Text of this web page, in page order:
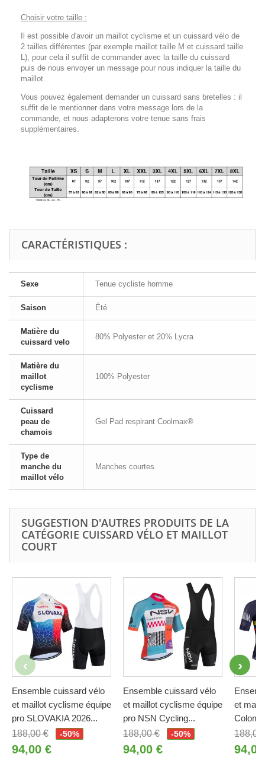
Choisir votre taille :
Il est possible d'avoir un maillot cyclisme et un cuissard vélo de
2 tailles différentes (par exemple maillot taille M et cuissard taille
L), pour cela il suffit de commander avec la taille du cuissard
puis de nous envoyer un message pour nous indiquer la taille du
maillot.
Vous pouvez également demander un cuissard sans bretelles : il
suffit de le mentionner dans votre message lors de la
commande, et nous adapterons votre tenue sans frais
supplémentaires.
CARACTÉRISTIQUES :
Sexe Tenue cycliste homme
Saison Été
Matière du
cuissard velo
80% Polyester et 20% Lycra
Matière du
maillot
cyclisme
100% Polyester
Cuissard
peau de
chamois
Gel Pad respirant Coolmax®
Type de
manche du
maillot vélo
Manches courtes
SUGGESTION D'AUTRES PRODUITS DE LA
CATÉGORIE CUISSARD VÉLO ET MAILLOT
COURT
Ensemble cuissard vélo
et maillot cyclisme équipe
pro SLOVAKIA 2026...
188,00 €
-50%
94,00 €
Ensemble cuissard vélo
et maillot cyclisme équipe
pro NSN Cycling...
188,00 €
-50%
94,00 €
et
188,00